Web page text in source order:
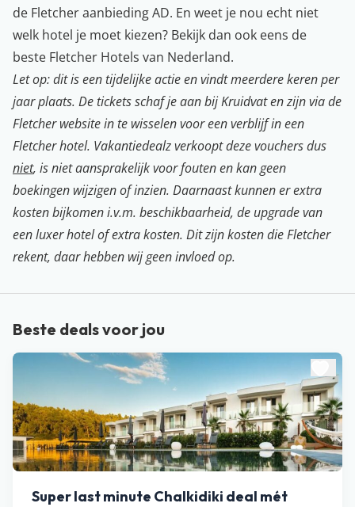
de Fletcher aanbieding AD. En weet je nou echt niet
welk hotel je moet kiezen? Bekijk dan ook eens de
beste Fletcher Hotels van Nederland.
Let op: dit is een tijdelijke actie en vindt meerdere keren per
jaar plaats. De tickets schaf je aan bij Kruidvat en zijn via de
Fletcher website in te wisselen voor een verblijf in een
Fletcher hotel. Vakantiedealz verkoopt deze vouchers dus
niet, is niet aansprakelijk voor fouten en kan geen
boekingen wijzigen of inzien. Daarnaast kunnen er extra
kosten bijkomen i.v.m. beschikbaarheid, de upgrade van
een luxer hotel of extra kosten. Dit zijn kosten die Fletcher
rekent, daar hebben wij geen invloed op.
Beste deals voor jou
Super last minute Chalkidiki deal mét